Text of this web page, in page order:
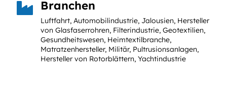
 Branchen
Luftfahrt, Automobilindustrie, Jalousien, Hersteller
von Glasfaserrohren, Filterindustrie, Geotextilien,
Gesundheitswesen, Heimtextilbranche,
Matratzenhersteller, Militär, Pultrusionsanlagen,
Hersteller von Rotorblättern, Yachtindustrie